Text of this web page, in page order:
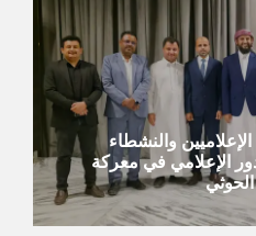
والنشطاء
الإعلامي في معركة